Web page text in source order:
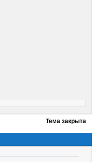
Тема закрыта